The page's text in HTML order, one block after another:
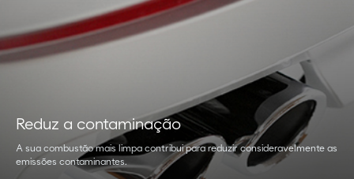
Reduz a contaminação
A sua combustão mais limpa contribui para reduzir consideravelmente as
emissões contaminantes.